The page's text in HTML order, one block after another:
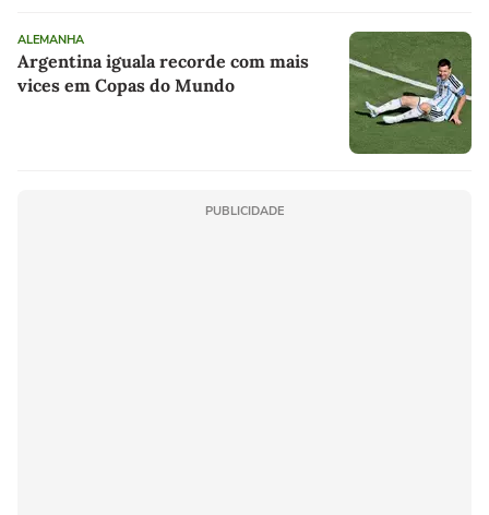
ALEMANHA
Argentina iguala recorde com mais
vices em Copas do Mundo
PUBLICIDADE